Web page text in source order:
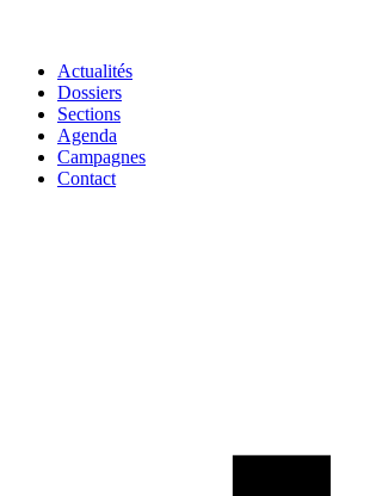
Actualités
Dossiers
Sections
Agenda
Campagnes
Contact